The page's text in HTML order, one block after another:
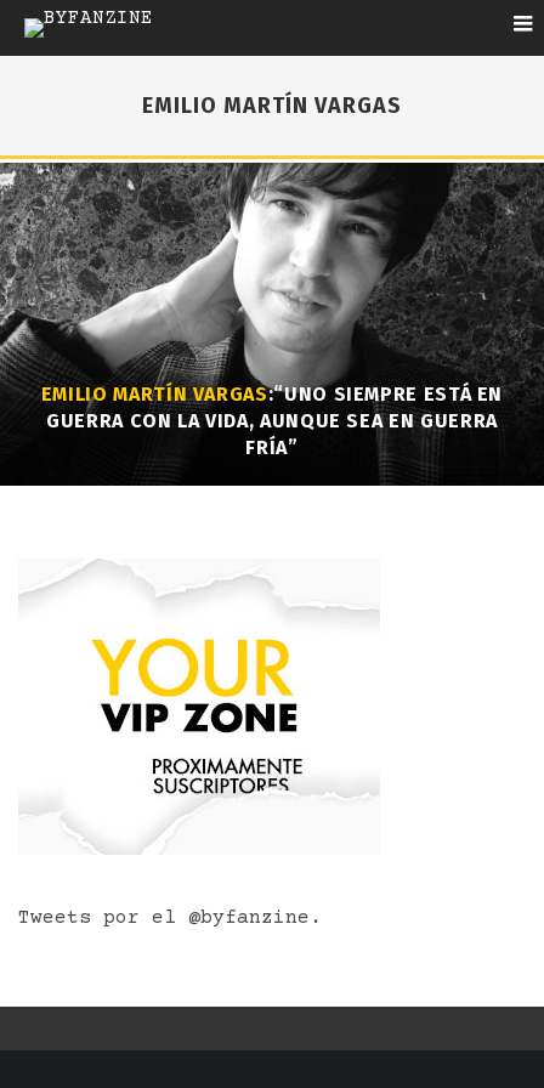
EMILIO MARTÍN VARGAS
EMILIO MARTÍN VARGAS:“UNO SIEMPRE ESTÁ EN
GUERRA CON LA VIDA, AUNQUE SEA EN GUERRA
FRÍA”
Tweets por el @byfanzine.